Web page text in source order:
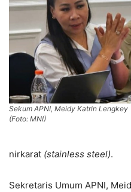
Sekum APNI, Meidy Katrin Lengkey
(Foto: MNI)
nirkarat (stainless steel).
Sekretaris Umum APNI,